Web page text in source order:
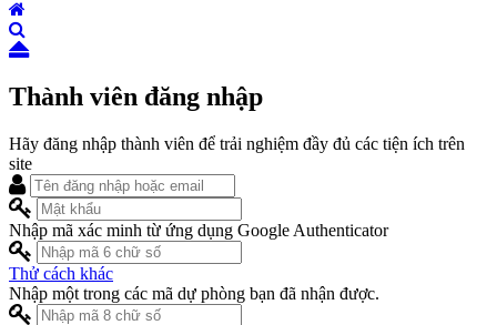
Thành viên đăng nhập
Hãy đăng nhập thành viên để trải nghiệm đầy đủ các tiện ích trên
site
Nhập mã xác minh từ ứng dụng Google Authenticator
Thử cách khác
Nhập một trong các mã dự phòng bạn đã nhận được.